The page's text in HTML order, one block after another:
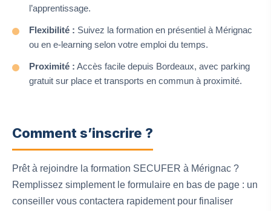
l’apprentissage.
Flexibilité : Suivez la formation en présentiel à Mérignac
ou en e-learning selon votre emploi du temps.
Proximité : Accès facile depuis Bordeaux, avec parking
gratuit sur place et transports en commun à proximité.
Comment s’inscrire ?
Prêt à rejoindre la formation SECUFER à Mérignac ?
Remplissez simplement le formulaire en bas de page : un
conseiller vous contactera rapidement pour finaliser